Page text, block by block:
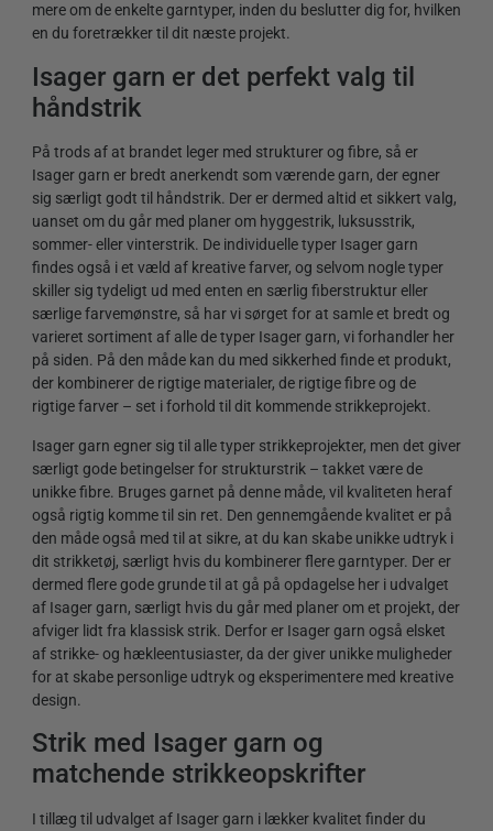
mere om de enkelte garntyper, inden du beslutter dig for, hvilken
en du foretrækker til dit næste projekt.
Isager garn er det perfekt valg til
håndstrik
På trods af at brandet leger med strukturer og fibre, så er
Isager garn er bredt anerkendt som værende garn, der egner
sig særligt godt til håndstrik. Der er dermed altid et sikkert valg,
uanset om du går med planer om hyggestrik, luksusstrik,
sommer- eller vinterstrik. De individuelle typer Isager garn
findes også i et væld af kreative farver, og selvom nogle typer
skiller sig tydeligt ud med enten en særlig fiberstruktur eller
særlige farvemønstre, så har vi sørget for at samle et bredt og
varieret sortiment af alle de typer Isager garn, vi forhandler her
på siden. På den måde kan du med sikkerhed finde et produkt,
der kombinerer de rigtige materialer, de rigtige fibre og de
rigtige farver – set i forhold til dit kommende strikkeprojekt.
Isager garn egner sig til alle typer strikkeprojekter, men det giver
særligt gode betingelser for strukturstrik – takket være de
unikke fibre. Bruges garnet på denne måde, vil kvaliteten heraf
også rigtig komme til sin ret. Den gennemgående kvalitet er på
den måde også med til at sikre, at du kan skabe unikke udtryk i
dit strikketøj, særligt hvis du kombinerer flere garntyper. Der er
dermed flere gode grunde til at gå på opdagelse her i udvalget
af Isager garn, særligt hvis du går med planer om et projekt, der
afviger lidt fra klassisk strik. Derfor er Isager garn også elsket
af strikke- og hækleentusiaster, da der giver unikke muligheder
for at skabe personlige udtryk og eksperimentere med kreative
design.
Strik med Isager garn og
matchende strikkeopskrifter
I tillæg til udvalget af Isager garn i lækker kvalitet finder du